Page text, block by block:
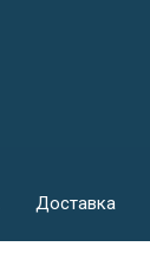
Доставка